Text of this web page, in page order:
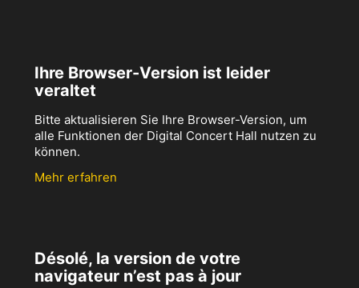
Ihre Browser-Version ist leider
veraltet
Bitte aktualisieren Sie Ihre Browser-Version, um
alle Funktionen der Digital Concert Hall nutzen zu
können.
Mehr erfahren
Désolé, la version de votre
navigateur n’est pas à jour